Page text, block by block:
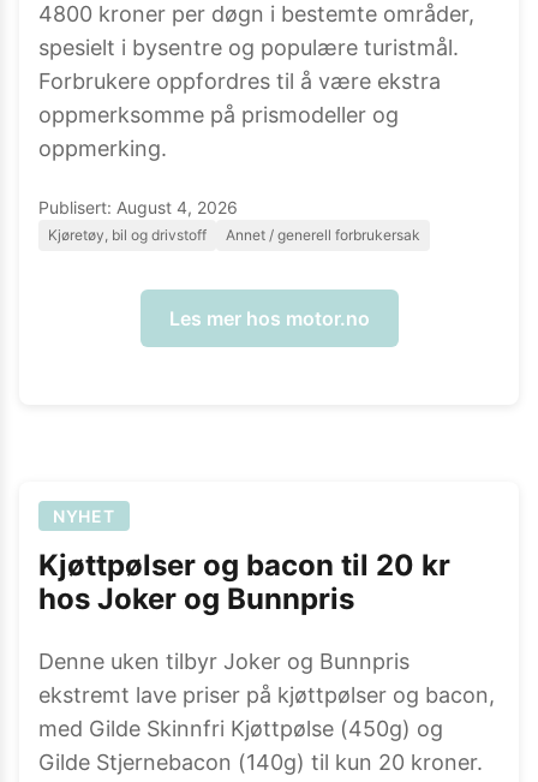
4800 kroner per døgn i bestemte områder,
spesielt i bysentre og populære turistmål.
Forbrukere oppfordres til å være ekstra
oppmerksomme på prismodeller og
oppmerking.
Publisert: August 4, 2026
Kjøretøy, bil og drivstoff Annet / generell forbrukersak
Les mer hos motor.no
NYHET
Kjøttpølser og bacon til 20 kr
hos Joker og Bunnpris
Denne uken tilbyr Joker og Bunnpris
ekstremt lave priser på kjøttpølser og bacon,
med Gilde Skinnfri Kjøttpølse (450g) og
Gilde Stjernebacon (140g) til kun 20 kroner.